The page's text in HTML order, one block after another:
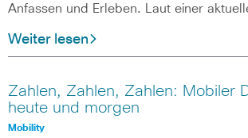
Anfassen und Erleben. Laut einer
Weiter lesen
Zahlen, Zahlen, Zahlen: Mobiler
heute und morgen
Mobility